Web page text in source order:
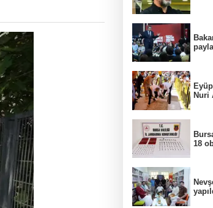
Nuri
18